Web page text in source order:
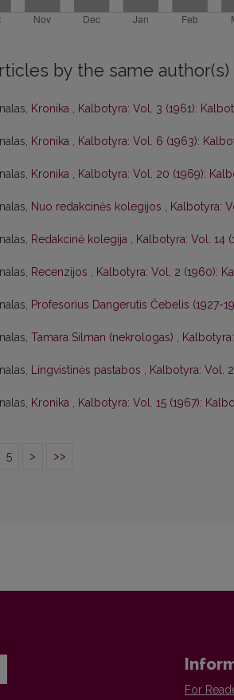
by the same author(s)
Kronika , Kalbotyra: Vol. 3 (1961):
Kronika , Kalbotyra: Vol. 6 (1963):
Kronika , Kalbotyra: Vol. 20 (1969):
Nuo redakcinės kolegijos , Kalbotyra:
Redakcinė kolegija , Kalbotyra: Vol. 14
Recenzijos , Kalbotyra: Vol. 2 (1960):
Profesorius Dangerutis Čebelis (1927-
Tamara Silman (nekrologas) ,
Lingvistinės pastabos , Kalbotyra: Vol.
Kronika , Kalbotyra: Vol. 15 (1967):
5 > >>
For